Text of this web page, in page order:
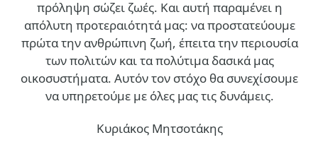
πρόληψη σώζει ζωές. Και αυτή παραμένει η
απόλυτη προτεραιότητά μας: να προστατεύουμε
πρώτα την ανθρώπινη ζωή, έπειτα την περιουσία
των πολιτών και τα πολύτιμα δασικά μας
οικοσυστήματα. Αυτόν τον στόχο θα συνεχίσουμε
να υπηρετούμε με όλες μας τις δυνάμεις.
Κυριάκος Μητσοτάκης